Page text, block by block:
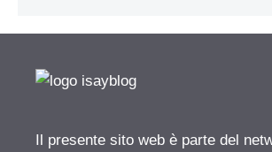
Il presente sito web è parte del